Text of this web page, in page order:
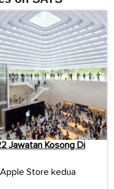
Jawatan Kosong Di
Store kedua